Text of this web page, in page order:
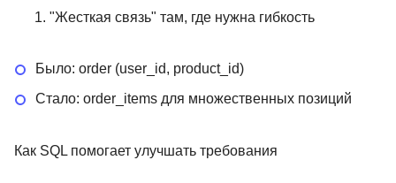
"Жесткая связь" там, где нужна гибкость
Было: order (user_id, product_id)
Стало: order_items для множественных позиций
Как SQL помогает улучшать требования